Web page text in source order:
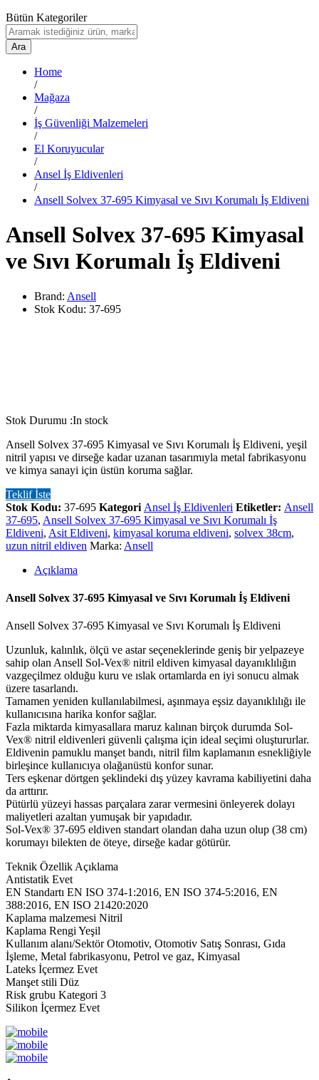
Bütün Kategoriler
Ara
Home
/
Mağaza
/
İş Güvenliği Malzemeleri
/
El Koruyucular
/
Ansel İş Eldivenleri
/
Ansell Solvex 37-695 Kimyasal ve Sıvı Korumalı İş Eldiveni
Ansell Solvex 37-695 Kimyasal
ve Sıvı Korumalı İş Eldiveni
Brand: Ansell
Stok Kodu: 37-695
Stok Durumu :In stock
Ansell Solvex 37-695 Kimyasal ve Sıvı Korumalı İş Eldiveni, yeşil
nitril yapısı ve dirseğe kadar uzanan tasarımıyla metal fabrikasyonu
ve kimya sanayi için üstün koruma sağlar.
Teklif İste
Stok Kodu: 37-695 Kategori Ansel İş Eldivenleri Etiketler: Ansell
37-695, Ansell Solvex 37-695 Kimyasal ve Sıvı Korumalı İş
Eldiveni, Asit Eldiveni, kimyasal koruma eldiveni, solvex 38cm,
uzun nitril eldiven Marka: Ansell
Açıklama
Ansell Solvex 37-695 Kimyasal ve Sıvı Korumalı İş Eldiveni
Ansell Solvex 37-695 Kimyasal ve Sıvı Korumalı İş Eldiveni
Uzunluk, kalınlık, ölçü ve astar seçeneklerinde geniş bir yelpazeye
sahip olan Ansell Sol-Vex® nitril eldiven kimyasal dayanıklılığın
vazgeçilmez olduğu kuru ve ıslak ortamlarda en iyi sonucu almak
üzere tasarlandı.
Tamamen yeniden kullanılabilmesi, aşınmaya eşsiz dayanıklılığı ile
kullanıcısına harika konfor sağlar.
Fazla miktarda kimyasallara maruz kalınan birçok durumda Sol-
Vex® nitril eldivenleri güvenli çalışma için ideal seçimi oluştururlar.
Eldivenin pamuklu manşet bandı, nitril film kaplamanın esnekliğiyle
birleşince kullanıcıya olağanüstü konfor sunar.
Ters eşkenar dörtgen şeklindeki dış yüzey kavrama kabiliyetini daha
da arttırır.
Pütürlü yüzeyi hassas parçalara zarar vermesini önleyerek dolayı
maliyetleri azaltan yumuşak bir yapıdadır.
Sol-Vex® 37-695 eldiven standart olandan daha uzun olup (38 cm)
korumayı bilekten de öteye, dirseğe kadar götürür.
Teknik Özellik Açıklama
Antistatik Evet
EN Standartı EN ISO 374-1:2016, EN ISO 374-5:2016, EN
388:2016, EN ISO 21420:2020
Kaplama malzemesi Nitril
Kaplama Rengi Yeşil
Kullanım alanı/Sektör Otomotiv, Otomotiv Satış Sonrası, Gıda
İşleme, Metal fabrikasyonu, Petrol ve gaz, Kimyasal
Lateks İçermez Evet
Manşet stili Düz
Risk grubu Kategori 3
Silikon İçermez Evet